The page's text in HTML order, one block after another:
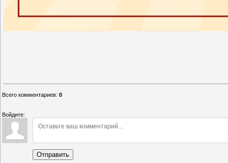
Всего комментариев: 0
Войдите:
Отправить